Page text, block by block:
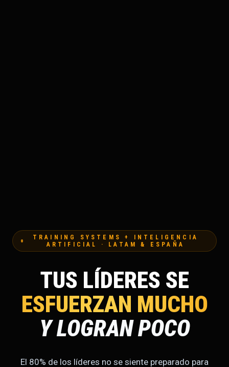
TRAINING SYSTEMS + INTELIGENCIA
ARTIFICIAL · LATAM & ESPAÑA
TUS LÍDERES SE
ESFUERZAN MUCHO
Y LOGRAN POCO
El 80% de los líderes no se siente preparado para